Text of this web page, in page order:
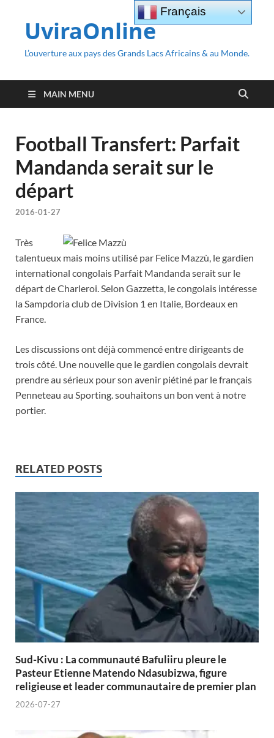
UviraOnline
L’ouverture aux pays des Grands Lacs Africains & au Monde.
MAIN MENU
Football Transfert: Parfait
Mandanda serait sur le
départ
2016-01-27
Très
talentueux mais moins utilisé par Felice Mazzù, le gardien
international congolais Parfait Mandanda serait sur le
départ de Charleroi. Selon Gazzetta, le congolais intéresse
la Sampdoria club de Division 1 en Italie, Bordeaux en
France.
Les discussions ont déjà commencé entre dirigeants de
trois côté. Une nouvelle que le gardien congolais devrait
prendre au sérieux pour son avenir piétiné par le français
Penneteau au Sporting. souhaitons un bon vent à notre
portier.
RELATED POSTS
Sud-Kivu : La communauté Bafuliiru pleure le
Pasteur Etienne Matendo Ndasubizwa, figure
religieuse et leader communautaire de premier plan
2026-07-27
Français